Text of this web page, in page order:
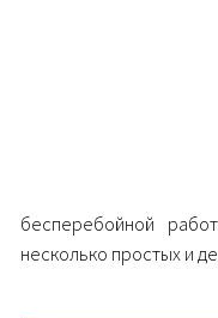
бесперебойной
несколько простых и